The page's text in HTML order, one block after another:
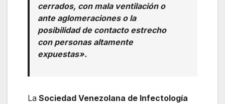
cerrados, con mala ventilación o
ante aglomeraciones o la
posibilidad de contacto estrecho
con personas altamente
expuestas».
La Sociedad Venezolana de Infectología